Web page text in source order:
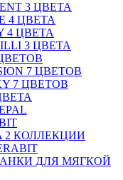
3 ЦВЕТА
4 ЦВЕТА
4 ЦВЕТА
3 ЦВЕТА
7 ЦВЕТОВ
7 ЦВЕТОВ
2 КОЛЛЕКЦИИ